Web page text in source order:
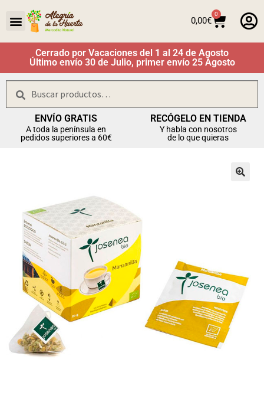
0,00€
0
Cerrado por Vacaciones del 1 al 24 de Agosto
Último envío 30 de Julio, primer envío 25 Agosto
Buscar
ENVÍO GRATIS
A toda la península en
pedidos superiores a 60€
RECÓGELO EN TIENDA
Y habla con nosotros
de lo que quieras